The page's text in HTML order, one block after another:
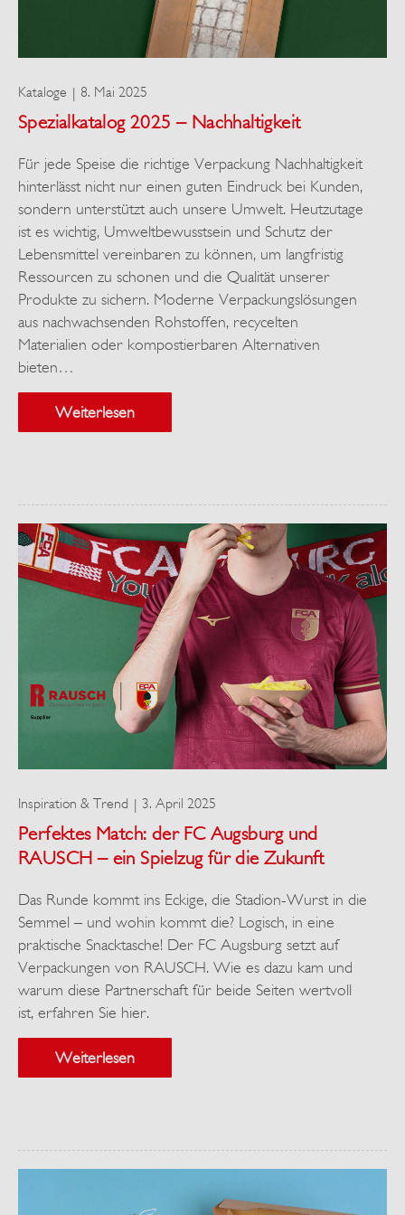
Spezialkatalog 2025 – Nachhaltigkeit
Kataloge 8. Mai 2025
Für jede Speise die richtige Verpackung Nachhaltigkeit
hinterlässt nicht nur einen guten Eindruck bei Kunden,
sondern unterstützt auch unsere Umwelt. Heutzutage
ist es wichtig, Umweltbewusstsein und Schutz der
Lebensmittel vereinbaren zu können, um langfristig
Ressourcen zu schonen und die Qualität unserer
Produkte zu sichern. Moderne Verpackungslösungen
aus nachwachsenden Rohstoffen, recycelten
Materialien oder kompostierbaren Alternativen
bieten…
Weiterlesen
Perfektes Match: der FC Augsburg und
RAUSCH – ein Spielzug für die Zukunft
Inspiration & Trend 3. April 2025
Das Runde kommt ins Eckige, die Stadion-Wurst in die
Semmel – und wohin kommt die? Logisch, in eine
praktische Snacktasche! Der FC Augsburg setzt auf
Verpackungen von RAUSCH. Wie es dazu kam und
warum diese Partnerschaft für beide Seiten wertvoll
ist, erfahren Sie hier.
Weiterlesen